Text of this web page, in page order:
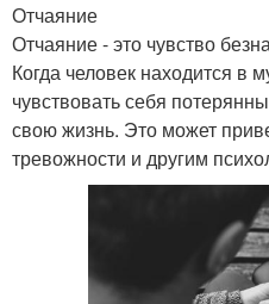
Отчаяние
Отчаяние - это чувство
Когда человек находится в
чувствовать себя
свою жизнь. Это может
тревожности и другим